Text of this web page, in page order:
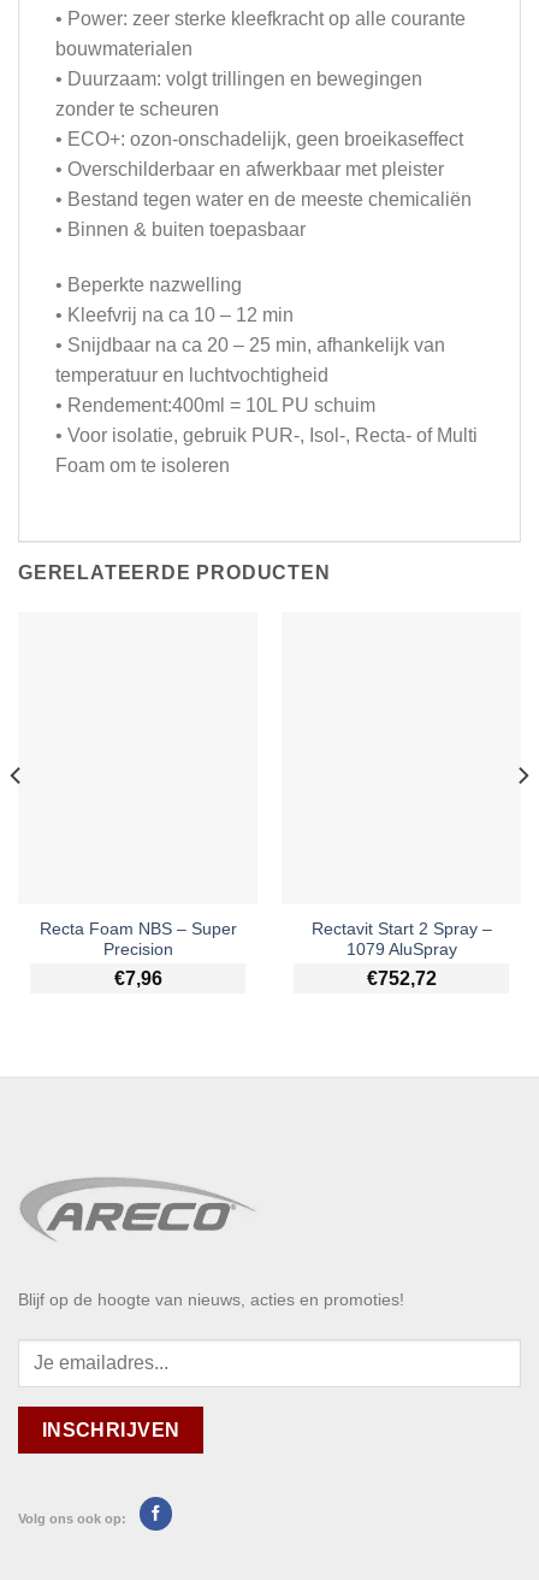
• Power: zeer sterke kleefkracht op alle courante
bouwmaterialen
• Duurzaam: volgt trillingen en bewegingen
zonder te scheuren
• ECO+: ozon-onschadelijk, geen broeikaseffect
• Overschilderbaar en afwerkbaar met pleister
• Bestand tegen water en de meeste chemicaliën
• Binnen & buiten toepasbaar
• Beperkte nazwelling
• Kleefvrij na ca 10 – 12 min
• Snijdbaar na ca 20 – 25 min, afhankelijk van
temperatuur en luchtvochtigheid
• Rendement:400ml = 10L PU schuim
• Voor isolatie, gebruik PUR-, Isol-, Recta- of Multi
Foam om te isoleren
GERELATEERDE PRODUCTEN
Recta Foam NBS – Super
Precision
€7,96
Rectavit Start 2 Spray –
1079 AluSpray
€752,72
Blijf op de hoogte van nieuws, acties en promoties!
Volg ons ook op: